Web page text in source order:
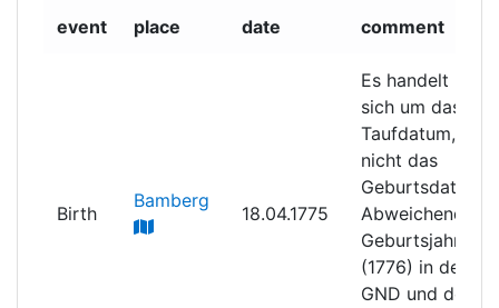
event place date comment
Birth
Bamberg
18.04.1775
Es handelt
sich um das
Taufdatum,
nicht das
Geburtsdatum.
Abweichendes
Geburtsjahr
(1776) in der
GND und der